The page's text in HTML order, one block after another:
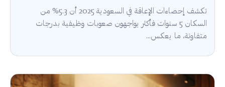
تكشف إحصاءات الإعاقة في السعودية 2025 أن 5.3% من
السكان 5 سنوات فأكثر يواجهون صعوبات وظيفية بدرجات
متفاوتة، ما يعكس...